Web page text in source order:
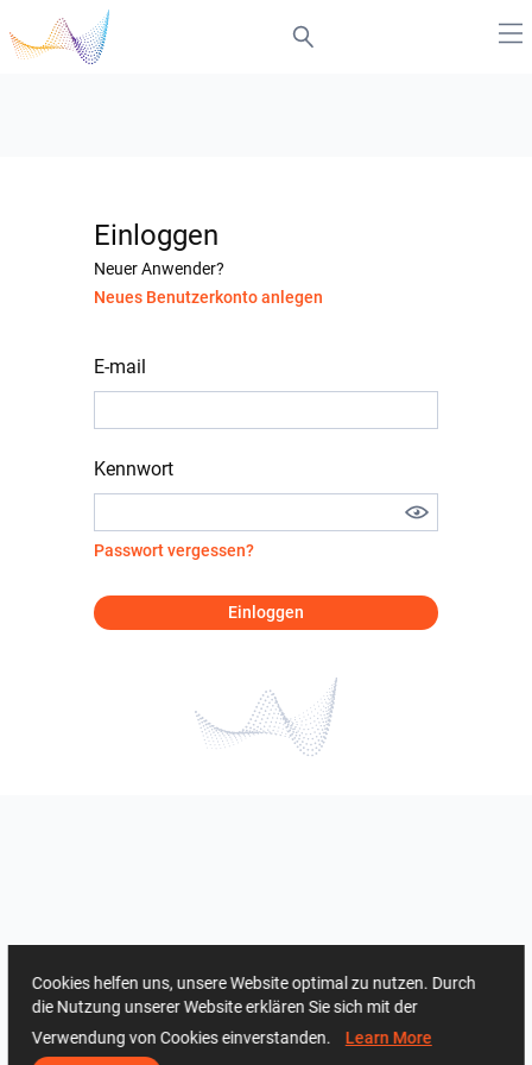
Einloggen
Neuer Anwender?
Neues Benutzerkonto anlegen
E-mail
Kennwort
Passwort vergessen?
Einloggen
Cookies helfen uns, unsere Website optimal zu nutzen. Durch
die Nutzung unserer Website erklären Sie sich mit der
Verwendung von Cookies einverstanden. Learn More